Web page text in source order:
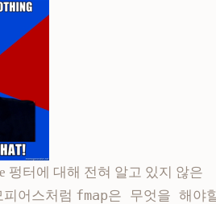
펑터에 대해 전혀 알고 있지 않은
어스처럼 fmap은 무엇을 해야